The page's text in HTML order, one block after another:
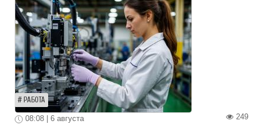
РАБОТА
249
08:08 | 6 августа